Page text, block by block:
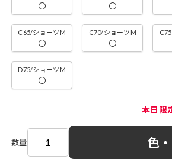
〇 〇
C65/ショーツM
〇
C70/ショーツM
〇
D75/ショーツM
〇
本日限
数量 色